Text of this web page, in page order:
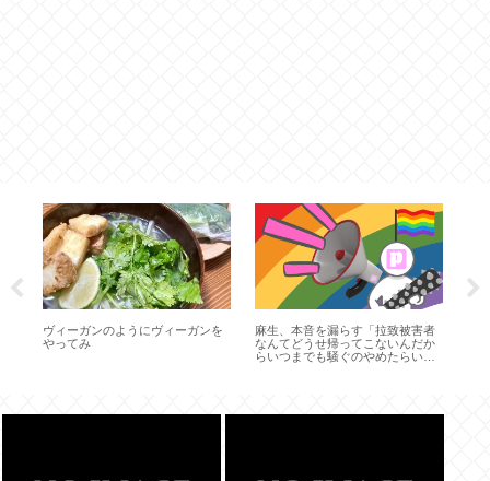
ヴィーガンのようにヴィーガンを
やってみ
麻生、本音を漏らす「拉致被害者
なんてどうせ帰ってこないんだか
らいつまでも騒ぐのやめたらいい